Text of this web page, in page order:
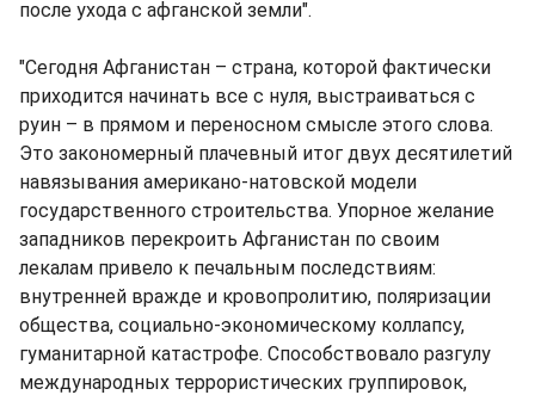
после ухода с афганской земли".
"Сегодня Афганистан – страна, которой фактически
приходится начинать все с нуля, выстраиваться с
руин – в прямом и переносном смысле этого слова.
Это закономерный плачевный итог двух десятилетий
навязывания американо-натовской модели
государственного строительства. Упорное желание
западников перекроить Афганистан по своим
лекалам привело к печальным последствиям:
внутренней вражде и кровопролитию, поляризации
общества, социально-экономическому коллапсу,
гуманитарной катастрофе. Способствовало разгулу
международных террористических группировок,